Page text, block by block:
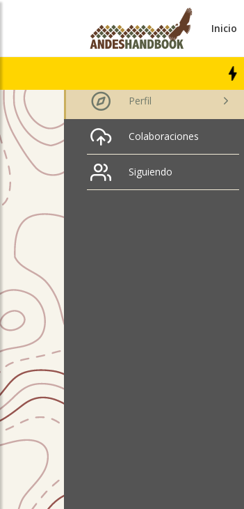
Inicio
Eduardo Hernández
Venegas
Perfil
Colaboraciones
Siguiendo